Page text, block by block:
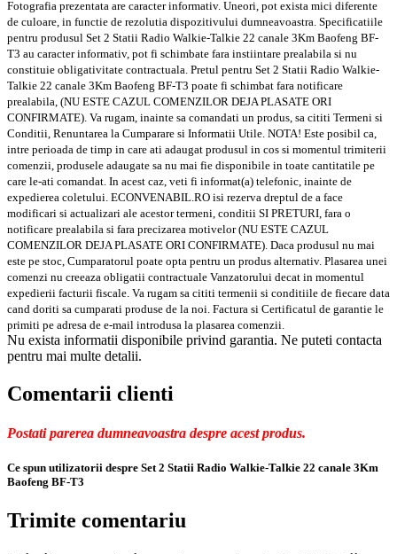
Fotografia prezentata are caracter informativ. Uneori, pot exista mici diferente
de culoare, in functie de rezolutia dispozitivului dumneavoastra. Specificatiile
pentru produsul Set 2 Statii Radio Walkie-Talkie 22 canale 3Km Baofeng BF-
T3 au caracter informativ, pot fi schimbate fara instiintare prealabila si nu
constituie obligativitate contractuala. Pretul pentru Set 2 Statii Radio Walkie-
Talkie 22 canale 3Km Baofeng BF-T3 poate fi schimbat fara notificare
prealabila, (NU ESTE CAZUL COMENZILOR DEJA PLASATE ORI
CONFIRMATE). Va rugam, inainte sa comandati un produs, sa cititi Termeni si
Conditii, Renuntarea la Cumparare si Informatii Utile. NOTA! Este posibil ca,
intre perioada de timp in care ati adaugat produsul in cos si momentul trimiterii
comenzii, produsele adaugate sa nu mai fie disponibile in toate cantitatile pe
care le-ati comandat. In acest caz, veti fi informat(a) telefonic, inainte de
expedierea coletului. ECONVENABIL.RO isi rezerva dreptul de a face
modificari si actualizari ale acestor termeni, conditii SI PRETURI, fara o
notificare prealabila si fara precizarea motivelor (NU ESTE CAZUL
COMENZILOR DEJA PLASATE ORI CONFIRMATE). Daca produsul nu mai
este pe stoc, Cumparatorul poate opta pentru un produs alternativ. Plasarea unei
comenzi nu creeaza obligatii contractuale Vanzatorului decat in momentul
expedierii facturii fiscale. Va rugam sa cititi termenii si conditiile de fiecare data
cand doriti sa cumparati produse de la noi. Factura si Certificatul de garantie le
primiti pe adresa de e-mail introdusa la plasarea comenzii.
Nu exista informatii disponibile privind garantia. Ne puteti contacta
pentru mai multe detalii.
Comentarii clienti
Postati parerea dumneavoastra despre acest produs.
Ce spun utilizatorii despre Set 2 Statii Radio Walkie-Talkie 22 canale 3Km
Trimite comentariu